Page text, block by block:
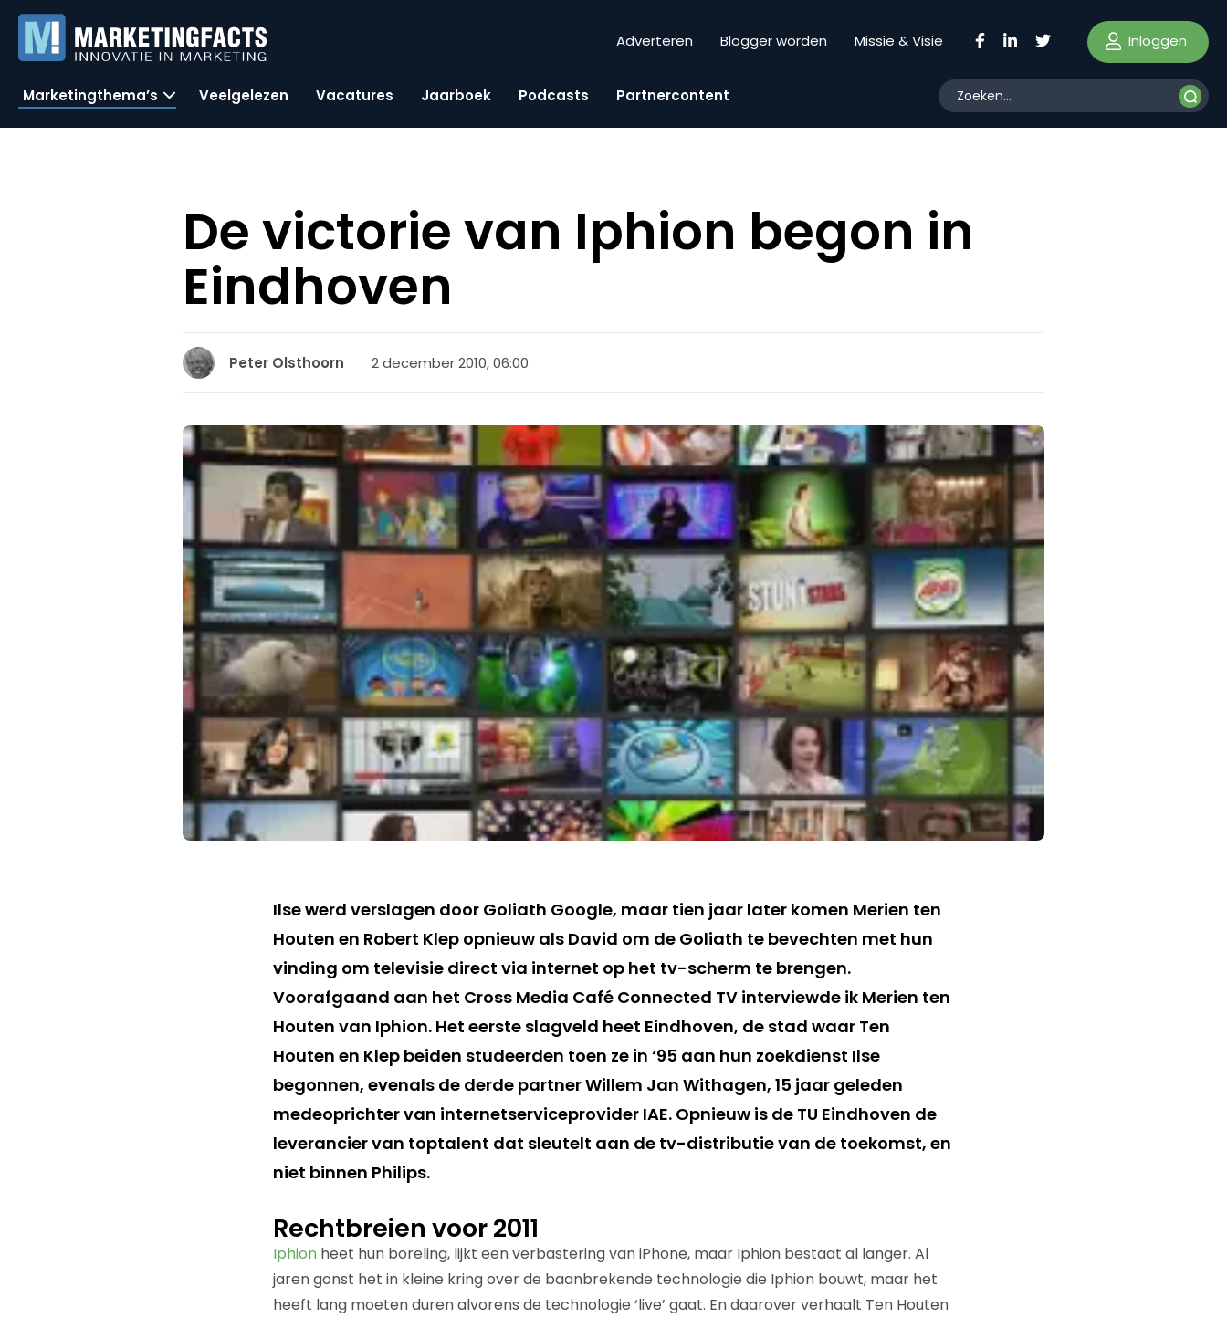
Adverteren Blogger worden Missie & Visie Inloggen
Marketingthema’s Veelgelezen Vacatures Jaarboek Podcasts Partnercontent
De victorie van Iphion begon in
Eindhoven
Peter Olsthoorn 2 december 2010, 06:00
Ilse werd verslagen door Goliath Google, maar tien jaar later komen Merien ten
Houten en Robert Klep opnieuw als David om de Goliath te bevechten met hun
vinding om televisie direct via internet op het tv-scherm te brengen.
Voorafgaand aan het Cross Media Café Connected TV interviewde ik Merien ten
Houten van Iphion. Het eerste slagveld heet Eindhoven, de stad waar Ten
Houten en Klep beiden studeerden toen ze in ‘95 aan hun zoekdienst Ilse
begonnen, evenals de derde partner Willem Jan Withagen, 15 jaar geleden
medeoprichter van internetserviceprovider IAE. Opnieuw is de TU Eindhoven de
leverancier van toptalent dat sleutelt aan de tv-distributie van de toekomst, en
niet binnen Philips.
Rechtbreien voor 2011
Iphion heet hun boreling, lijkt een verbastering van iPhone, maar Iphion bestaat al langer. Al
jaren gonst het in kleine kring over de baanbrekende technologie die Iphion bouwt, maar het
heeft lang moeten duren alvorens de technologie ‘live’ gaat. En daarover verhaalt Ten Houten